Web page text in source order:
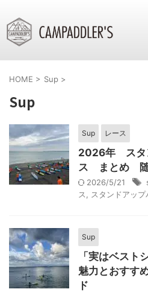
HOME > Sup >
Sup
Sup レース
2026年 スタ
ス まとめ 随
2026/5/21
ス
スタンドアップ
Sup
「実はベスト
魅力とおすす
ド